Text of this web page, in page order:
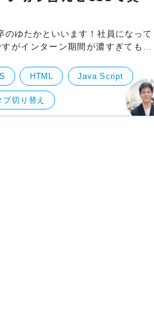
のゆたかといいます！社員になって
がインターン期間が濃すぎてもう
でタブ切り替えを実装する方法
HTML Java Script
ブ切り替え